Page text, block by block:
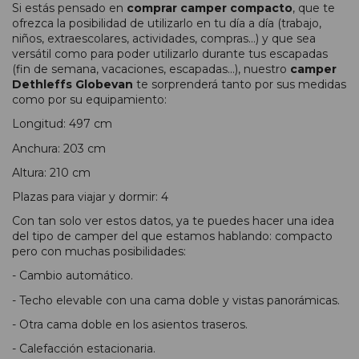
Si estás pensado en comprar camper compacto, que te
ofrezca la posibilidad de utilizarlo en tu día a día (trabajo,
niños, extraescolares, actividades, compras...) y que sea
versátil como para poder utilizarlo durante tus escapadas
(fin de semana, vacaciones, escapadas...), nuestro camper
Dethleffs Globevan te sorprenderá tanto por sus medidas
como por su equipamiento:
Longitud: 497 cm
Anchura: 203 cm
Altura: 210 cm
Plazas para viajar y dormir: 4
Con tan solo ver estos datos, ya te puedes hacer una idea
del tipo de camper del que estamos hablando: compacto
pero con muchas posibilidades:
- Cambio automático.
- Techo elevable con una cama doble y vistas panorámicas.
- Otra cama doble en los asientos traseros.
- Calefacción estacionaria.